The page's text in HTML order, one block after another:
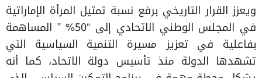
ويعزز القرار التاريخي برفع نسبة تمثيل المرأة الإماراتية
في المجلس الوطني الاتحادي إلى “50% ” المساهمة
بفاعلية في تعزيز مسيرة التنمية السياسية التي
تشهدها الدولة منذ تأسيس دولة الاتحاد، كما أنه